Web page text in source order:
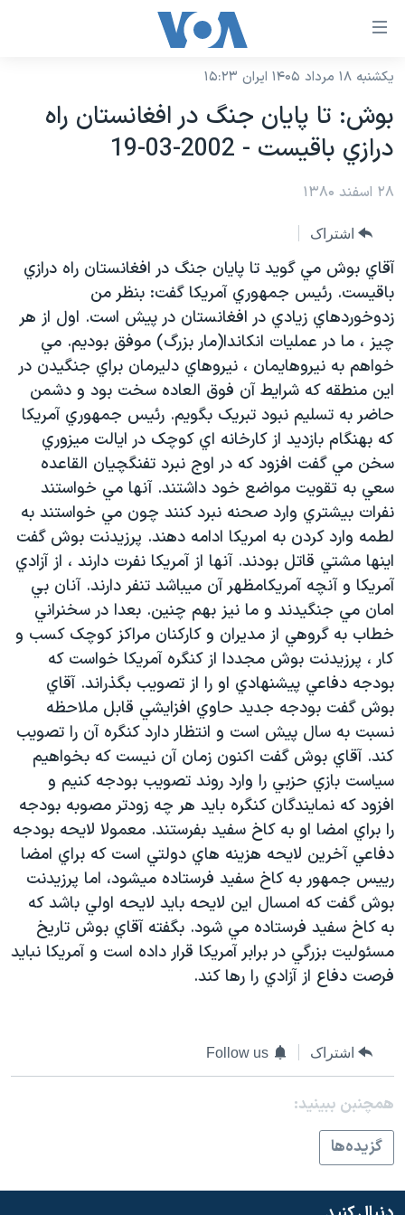
لینکهای
دسترسی
جهش
محتوای
اصلی
صفحه
اصلی
جهش
به
جستجو
نسخه سبک وب‌سایت
موضوع ها
ایران
آمریکا
ورزشی
گزیده‌ها
ویژه برنامه‌ها
ویدیوها
فرهنگ و زندگی
حقوق شهروندی
اقتصادی
علم و فناوری
اسرائیل در جنگ
گالری عکس
آرشیو پخش زنده
برنامه های تلویزیونی
جدول برنامه ها
صفحه‌های ویژه
جام جهانی ۲۰۲۶
عملیات خشم حماسی
۲۵۰سالگی آمریکا
بایگانی برنامه‌های تلویزیونی
مستندها
انتخابات ریاست جمهوری آمریکا ۲۰۲۴
حمله جمهوری اسلامی به اسرائیل
رمز مهسا
ورزش زنان در ایران
اعتراضات زن، زندگی، آزادی
مجموعه مستندهای دادخواهی
تریبونال مردمی آبان ۹۸
دادگاه حمید نوری
چهل سال گروگان‌گیری
قانون شفافیت دارائی کادر رهبری ایران
اعتراضات مردمی آبان ۹۸
اسرائیل در جنگ
نرگس محمدی برنده جایزه نوبل صلح
همایش محافظه‌کاران آمریکا «سی‌پک»
صفحه‌های ویژه
سفر پرزیدنت ترامپ به چین
فرکانس‌های صدای آمریکا
پخش رادیویی
یادگیری زبان انگلیسی
دنبال کنید
زبانهای مختلف
یکشنبه ۱۸ مرداد ۱۴۰۵ ایران ۱۵:۲۳
بوش: تا پايان جنگ در افغانستان راه
درازي باقيست - 2002-03-19
۲۸ اسفند ۱۳۸۰
اشتراک
آقاي بوش مي گويد تا پايان جنگ در افغانستان راه درازي
باقيست. رئيس جمهوري آمريکا گفت: بنظر من
زدوخوردهاي زيادي در افغانستان در پيش است. اول از هر
چيز ، ما در عمليات انکاندا(مار بزرگ) موفق بوديم. مي
خواهم به نيروهايمان ، نيروهاي دليرمان براي جنگيدن در
اين منطقه که شرايط آن فوق العاده سخت بود و دشمن
حاضر به تسليم نبود تبريک بگويم. رئيس جمهوري آمريکا
که بهنگام بازديد از کارخانه اي کوچک در ايالت ميزوري
سخن مي گفت افزود که در اوج نبرد تفنگچيان القاعده
سعي به تقويت مواضع خود داشتند. آنها مي خواستند
نفرات بيشتري وارد صحنه نبرد کنند چون مي خواستند به
لطمه وارد کردن به امريکا ادامه دهند. پرزيدنت بوش گفت
اينها مشتي قاتل بودند. آنها از آمريکا نفرت دارند ، از آزادي
آمريکا و آنچه آمريکامظهر آن ميباشد تنفر دارند. آنان بي
امان مي جنگيدند و ما نيز بهم چنين. بعدا در سخنراني
خطاب به گروهي از مديران و کارکنان مراکز کوچک کسب و
کار ، پرزيدنت بوش مجددا از کنگره آمريکا خواست که
بودجه دفاعي پيشنهادي او را از تصويب بگذراند. آقاي
بوش گفت بودجه جديد حاوي افزايشي قابل ملاحظه
نسبت به سال پيش است و انتظار دارد کنگره آن را تصويب
کند. آقاي بوش گفت اکنون زمان آن نيست که بخواهيم
سياست بازي حزبي را وارد روند تصويب بودجه کنيم و
افزود که نمايندگان کنگره بايد هر چه زودتر مصوبه بودجه
را براي امضا او به کاخ سفيد بفرستند. معمولا لايحه بودجه
دفاعي آخرين لايحه هزينه هاي دولتي است که براي امضا
رييس جمهور به کاخ سفيد فرستاده ميشود، اما پرزيدنت
بوش گفت که امسال اين لايحه بايد لايحه اولي باشد که
به کاخ سفيد فرستاده مي شود. بگفته آقاي بوش تاريخ
مسئوليت بزرگي در برابر آمريکا قرار داده است و آمريکا نبايد
فرصت دفاع از آزادي را رها کند.
اشتراک Follow us
همچنبن ببینید:
گزيده‌ها